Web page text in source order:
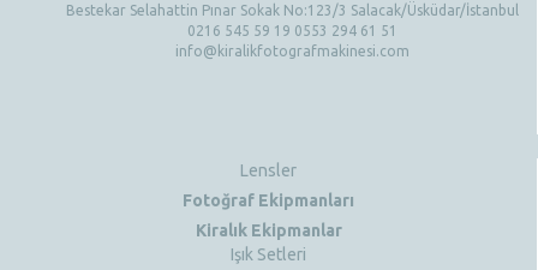
Bestekar Selahattin Pınar Sokak No:123/3 Salacak/Üsküdar/İstanbul
0216 545 59 19 0553 294 61 51
info@kiralikfotografmakinesi.com
Lensler
Fotoğraf Ekipmanları
Kiralık Ekipmanlar
Işık Setleri